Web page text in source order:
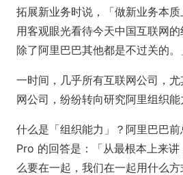
拓展新业务时说，「做新业务本
用客观眼光看待今天中国互联网
除了阿里巴巴其他都是不过关的。
一时间，几乎所有互联网公司，
网公司，纷纷转向研究阿里组织能
什么是「组织能力」？阿里巴巴
Pro 的回答是：「从最根本上来
么要在一起，我们在一起用什么